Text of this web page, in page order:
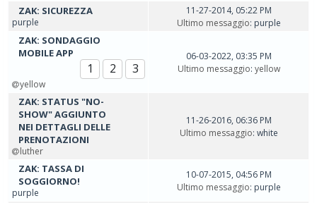
ZAK: SICUREZZA
purple
11-27-2014, 05:22 PM
Ultimo messaggio: purple
ZAK: SONDAGGIO
MOBILE APP
1 2 3
yellow
06-03-2022, 03:35 PM
Ultimo messaggio: yellow
ZAK: STATUS "NO-
SHOW" AGGIUNTO
NEI DETTAGLI DELLE
PRENOTAZIONI
luther
11-26-2016, 06:36 PM
Ultimo messaggio: white
ZAK: TASSA DI
SOGGIORNO!
purple
10-07-2015, 04:56 PM
Ultimo messaggio: purple